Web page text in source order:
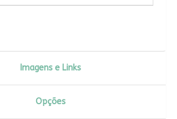
Imagens e Links
Opções